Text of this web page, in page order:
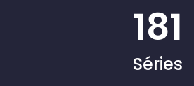
181
Séries